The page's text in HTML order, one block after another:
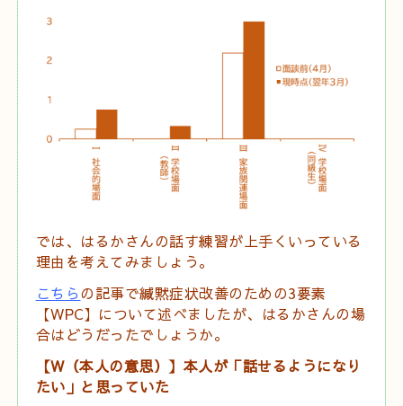
では、はるかさんの話す練習が上手くいっている
理由を考えてみましょう。
こちらの記事で緘黙症状改善のための3要素
【WPC】について述べましたが、はるかさんの場
合はどうだったでしょうか。
【W（本人の意思）】本人が「話せるようになり
たい」と思っていた